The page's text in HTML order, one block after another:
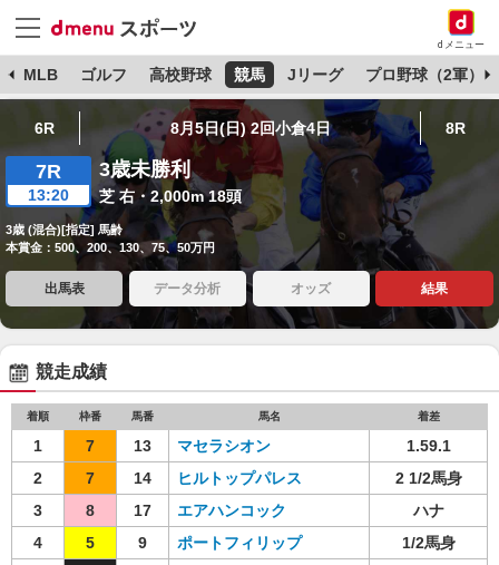
dメニュー
MLB ゴルフ 高校野球 競馬 Jリーグ プロ野球（2軍）
6R 8月5日(日) 2回小倉4日 8R
7R
13:20
3歳未勝利
芝 右・2,000m 18頭
3歳 (混合)[指定] 馬齢
本賞金：500、200、130、75、50万円
出馬表 データ分析 オッズ 結果
競走成績
着順 枠番 馬番 馬名 着差
1 7 13 マセラシオン
1.59.1
2
7 14 ヒルトップパレス
2 1/2馬身
3
8 17 エアハンコック
ハナ
4
5 9 ポートフィリップ
1/2馬身